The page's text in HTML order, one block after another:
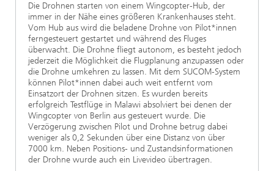
Die Drohnen starten von einem Wingcopter-Hub, der
immer in der Nähe eines größeren Krankenhauses steht.
Vom Hub aus wird die beladene Drohne von Pilot*innen
ferngesteuert gestartet und während des Fluges
überwacht. Die Drohne fliegt autonom, es besteht jedoch
jederzeit die Möglichkeit die Flugplanung anzupassen oder
die Drohne umkehren zu lassen. Mit dem SUCOM-System
können Pilot*innen dabei auch weit entfernt vom
Einsatzort der Drohnen sitzen. Es wurden bereits
erfolgreich Testflüge in Malawi absolviert bei denen der
Wingcopter von Berlin aus gesteuert wurde. Die
Verzögerung zwischen Pilot und Drohne betrug dabei
weniger als 0,2 Sekunden über eine Distanz von über
7000 km. Neben Positions- und Zustandsinformationen
der Drohne wurde auch ein Livevideo übertragen.